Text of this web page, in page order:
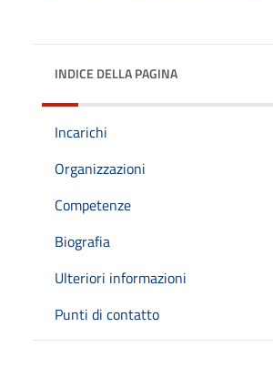
INDICE DELLA PAGINA
Incarichi
Organizzazioni
Competenze
Biografia
Ulteriori informazioni
Punti di contatto